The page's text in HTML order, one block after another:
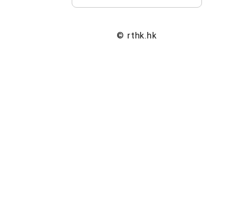
© rthk.hk